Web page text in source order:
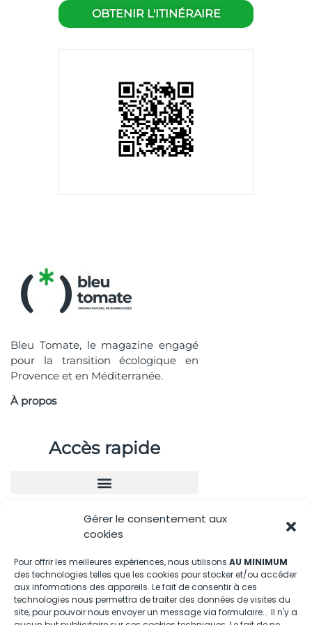
Gérer le consentement aux
cookies
Pour offrir les meilleures expériences, nous utilisons AU MINIMUM
des technologies telles que les cookies pour stocker et/ou accéder
aux informations des appareils. Le fait de consentir à ces
technologies nous permettra de traiter des données de visites du
site, pour pouvoir nous envoyer un message via formulaire... Il n'y a
Bleu Tomate, le magazine engagé
pour la transition écologique en
Provence et en Méditerranée.
À propos
Accès rapide
Nous contacter
04.88.08.75.28
contactBT@bleu-tomate.fr
Kit média